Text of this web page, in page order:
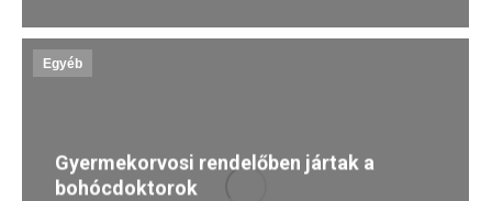
Egyéb
Gyermekorvosi rendelőben jártak a
bohócdoktorok